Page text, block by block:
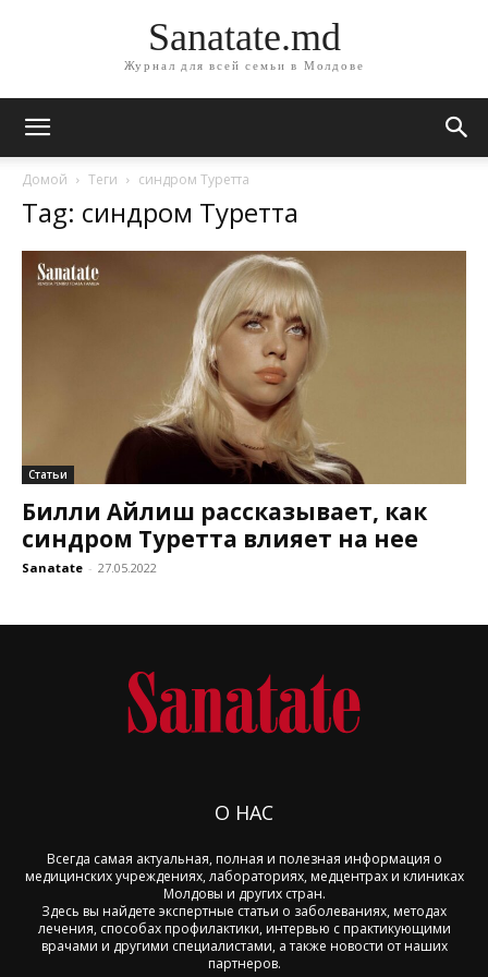
Sanatate.md
Журнал для всей семьи в Молдове
Домой Теги синдром Туретта
Tag: синдром Туретта
Статьи
Билли Айлиш рассказывает, как
синдром Туретта влияет на нее
Sanatate - 27.05.2022
О НАС
Всегда самая актуальная, полная и полезная информация о
медицинских учреждениях, лабораториях, медцентрах и клиниках
Молдовы и других стран.
Здесь вы найдете экспертные статьи о заболеваниях, методах
лечения, способах профилактики, интервью с практикующими
врачами и другими специалистами, а также новости от наших
партнеров.